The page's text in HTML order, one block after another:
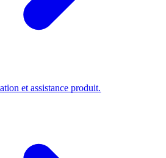
et assistance produit.